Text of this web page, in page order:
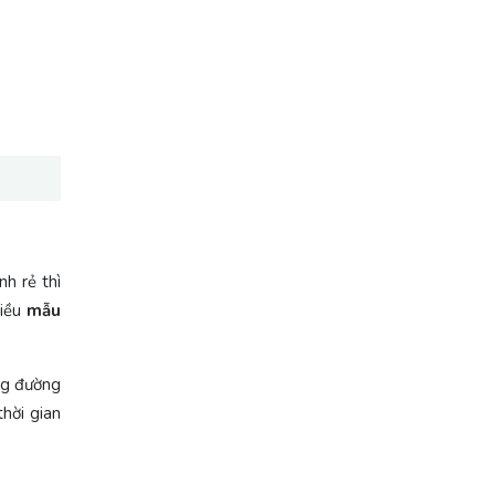
rẻ thì
mẫu
đường
gian